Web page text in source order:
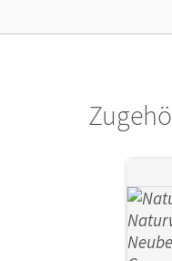
ein Jahr lang
Cornelsen Verlag